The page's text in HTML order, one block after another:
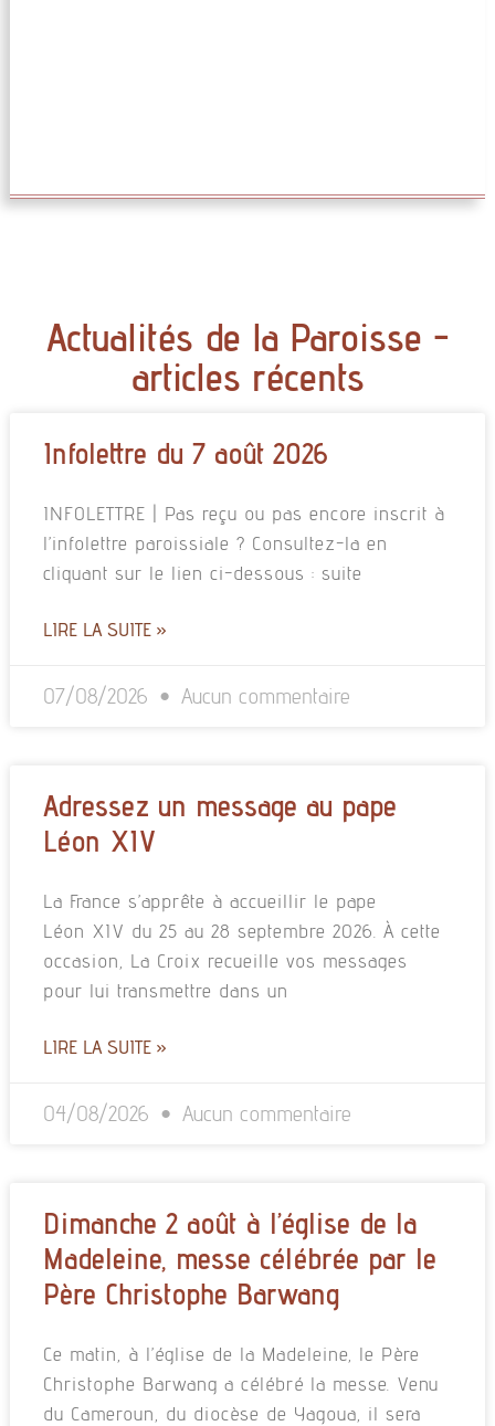
Actualités de la Paroisse -
articles récents
Infolettre du 7 août 2026
INFOLETTRE | Pas reçu ou pas encore inscrit à
l’infolettre paroissiale ? Consultez-la en
cliquant sur le lien ci-dessous : suite
LIRE LA SUITE »
07/08/2026 Aucun commentaire
Adressez un message au pape
Léon XIV
La France s’apprête à accueillir le pape
Léon XIV du 25 au 28 septembre 2026. À cette
occasion, La Croix recueille vos messages
pour lui transmettre dans un
LIRE LA SUITE »
04/08/2026 Aucun commentaire
Dimanche 2 août à l’église de la
Madeleine, messe célébrée par le
Père Christophe Barwang
Ce matin, à l’église de la Madeleine, le Père
Christophe Barwang a célébré la messe. Venu
du Cameroun, du diocèse de Yagoua, il sera